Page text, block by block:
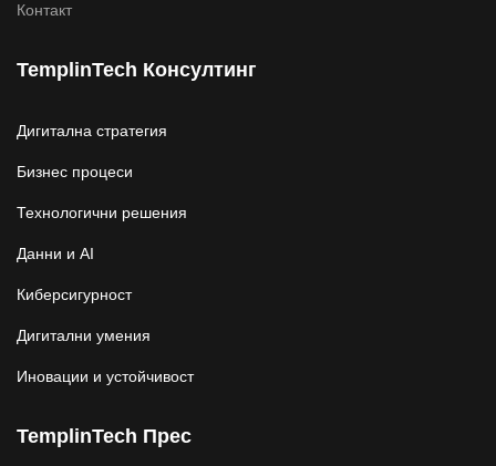
Контакт
TemplinTech Консултинг
Дигитална стратегия
Бизнес процеси
Технологични решения
Данни и AI
Киберсигурност
Дигитални умения
Иновации и устойчивост
TemplinTech Прес